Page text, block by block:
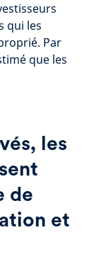
qui les
Par
que les
les
de
et